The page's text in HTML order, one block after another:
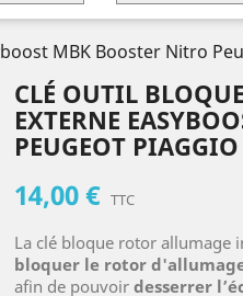
MBK Booster Nitro
CLÉ OUTIL
EXTERNE
PEUGEOT
14,00 € TTC
La clé bloque rotor allumage
bloquer le rotor
afin de pouvoir desserrer